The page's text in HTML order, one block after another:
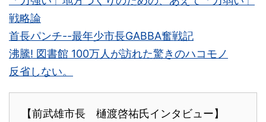
戦略論
首長パンチ--最年少市長GABBA奮戦記
沸騰! 図書館 100万人が訪れた驚きのハコモノ
反省しない。
【前武雄市長 樋渡啓祐氏インタビュー】